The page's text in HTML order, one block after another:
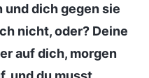
und dich gegen sie
nicht, oder? Deine
auf dich, morgen